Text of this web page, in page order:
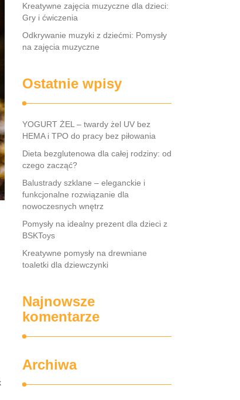
Kreatywne zajęcia muzyczne dla dzieci:
Gry i ćwiczenia
Odkrywanie muzyki z dziećmi: Pomysły
na zajęcia muzyczne
Ostatnie wpisy
YOGURT ŻEL – twardy żel UV bez
HEMA i TPO do pracy bez piłowania
Dieta bezglutenowa dla całej rodziny: od
czego zacząć?
Balustrady szklane – eleganckie i
funkcjonalne rozwiązanie dla
nowoczesnych wnętrz
Pomysły na idealny prezent dla dzieci z
BSKToys
Kreatywne pomysły na drewniane
toaletki dla dziewczynki
Najnowsze
komentarze
Archiwa